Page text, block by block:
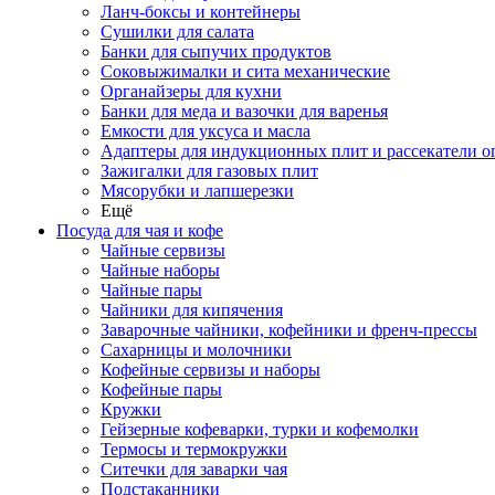
Ланч-боксы и контейнеры
Сушилки для салата
Банки для сыпучих продуктов
Соковыжималки и сита механические
Органайзеры для кухни
Банки для меда и вазочки для варенья
Емкости для уксуса и масла
Адаптеры для индукционных плит и рассекатели
Зажигалки для газовых плит
Мясорубки и лапшерезки
Ещё
Посуда для чая и кофе
Чайные сервизы
Чайные наборы
Чайные пары
Чайники для кипячения
Заварочные чайники, кофейники и френч-прессы
Сахарницы и молочники
Кофейные сервизы и наборы
Кофейные пары
Кружки
Гейзерные кофеварки, турки и кофемолки
Термосы и термокружки
Ситечки для заварки чая
Подстаканники